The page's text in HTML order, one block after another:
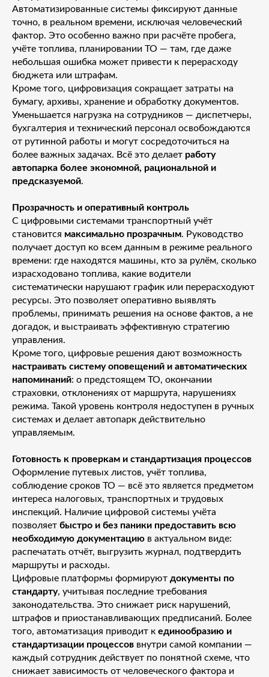
Автоматизированные системы фиксируют данные
точно, в реальном времени, исключая человеческий
фактор. Это особенно важно при расчёте пробега,
учёте топлива, планировании ТО — там, где даже
небольшая ошибка может привести к перерасходу
бюджета или штрафам.
Кроме того, цифровизация сокращает затраты на
бумагу, архивы, хранение и обработку документов.
Уменьшается нагрузка на сотрудников — диспетчеры,
бухгалтерия и технический персонал освобождаются
от рутинной работы и могут сосредоточиться на
более важных задачах. Всё это делает работу
автопарка более экономной, рациональной и
предсказуемой.
Прозрачность и оперативный контроль
С цифровыми системами транспортный учёт
становится максимально прозрачным. Руководство
получает доступ ко всем данным в режиме реального
времени: где находятся машины, кто за рулём, сколько
израсходовано топлива, какие водители
систематически нарушают график или перерасходуют
ресурсы. Это позволяет оперативно выявлять
проблемы, принимать решения на основе фактов, а не
догадок, и выстраивать эффективную стратегию
управления.
Кроме того, цифровые решения дают возможность
настраивать систему оповещений и автоматических
напоминаний: о предстоящем ТО, окончании
страховки, отклонениях от маршрута, нарушениях
режима. Такой уровень контроля недоступен в ручных
системах и делает автопарк действительно
управляемым.
Готовность к проверкам и стандартизация процессов
Оформление путевых листов, учёт топлива,
соблюдение сроков ТО — всё это является предметом
интереса налоговых, транспортных и трудовых
инспекций. Наличие цифровой системы учёта
позволяет быстро и без паники предоставить всю
необходимую документацию в актуальном виде:
распечатать отчёт, выгрузить журнал, подтвердить
маршруты и расходы.
Цифровые платформы формируют документы по
стандарту, учитывая последние требования
законодательства. Это снижает риск нарушений,
штрафов и приостанавливающих предписаний. Более
того, автоматизация приводит к единообразию и
стандартизации процессов внутри самой компании —
каждый сотрудник действует по понятной схеме, что
снижает зависимость от человеческого фактора и